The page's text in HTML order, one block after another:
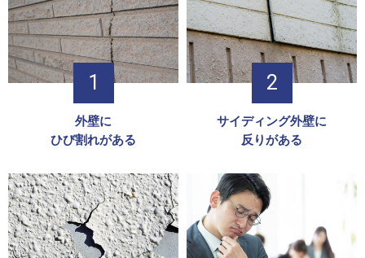
外壁に
ひび割れがある
サイディング外壁に
反りがある